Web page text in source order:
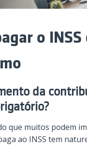
o INSS
da
que muitos podem
ao INSS tem